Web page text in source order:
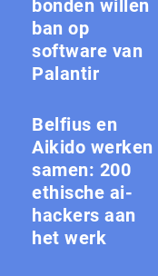
bon­den willen
ban op
software van
Palantir
Belfius en
Aikido werken
samen: 200
ethische ai-
hackers aan
het werk